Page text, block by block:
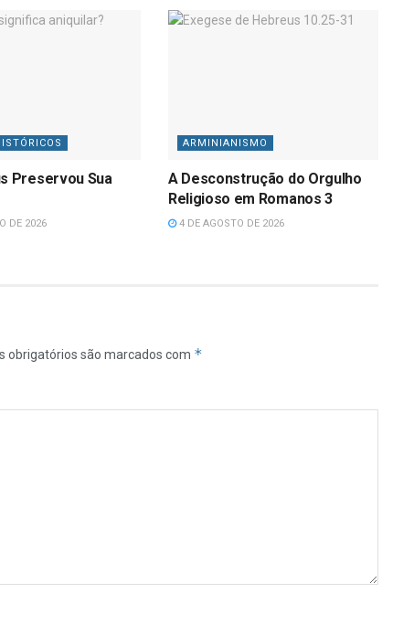
Preservou Sua
DE 2026
ARMINIANISMO
A Desconstrução do Orgulho
Religioso em Romanos 3
4 DE AGOSTO DE 2026
obrigatórios são marcados com *